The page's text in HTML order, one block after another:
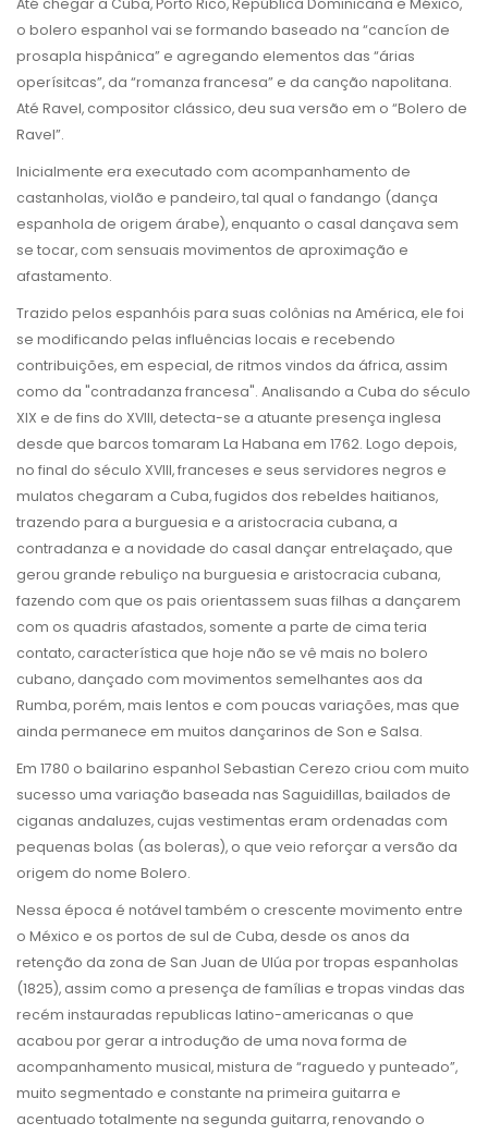
Até chegar a Cuba, Porto Rico, República Dominicana e México,
o bolero espanhol vai se formando baseado na “cancíon de
prosapla hispânica” e agregando elementos das “árias
operísitcas”, da “romanza francesa” e da canção napolitana.
Até Ravel, compositor clássico, deu sua versão em o “Bolero de
Ravel”.
Inicialmente era executado com acompanhamento de
castanholas, violão e pandeiro, tal qual o fandango (dança
espanhola de origem árabe), enquanto o casal dançava sem
se tocar, com sensuais movimentos de aproximação e
afastamento.
Trazido pelos espanhóis para suas colônias na América, ele foi
se modificando pelas influências locais e recebendo
contribuições, em especial, de ritmos vindos da áfrica, assim
como da "contradanza francesa". Analisando a Cuba do século
XIX e de fins do XVIII, detecta-se a atuante presença inglesa
desde que barcos tomaram La Habana em 1762. Logo depois,
no final do século XVIII, franceses e seus servidores negros e
mulatos chegaram a Cuba, fugidos dos rebeldes haitianos,
trazendo para a burguesia e a aristocracia cubana, a
contradanza e a novidade do casal dançar entrelaçado, que
gerou grande rebuliço na burguesia e aristocracia cubana,
fazendo com que os pais orientassem suas filhas a dançarem
com os quadris afastados, somente a parte de cima teria
contato, característica que hoje não se vê mais no bolero
cubano, dançado com movimentos semelhantes aos da
Rumba, porém, mais lentos e com poucas variações, mas que
ainda permanece em muitos dançarinos de Son e Salsa.
Em 1780 o bailarino espanhol Sebastian Cerezo criou com muito
sucesso uma variação baseada nas Saguidillas, bailados de
ciganas andaluzes, cujas vestimentas eram ordenadas com
pequenas bolas (as boleras), o que veio reforçar a versão da
origem do nome Bolero.
Nessa época é notável também o crescente movimento entre
o México e os portos de sul de Cuba, desde os anos da
retenção da zona de San Juan de Ulúa por tropas espanholas
(1825), assim como a presença de famílias e tropas vindas das
recém instauradas republicas latino-americanas o que
acabou por gerar a introdução de uma nova forma de
acompanhamento musical, mistura de “raguedo y punteado”,
muito segmentado e constante na primeira guitarra e
acentuado totalmente na segunda guitarra, renovando o